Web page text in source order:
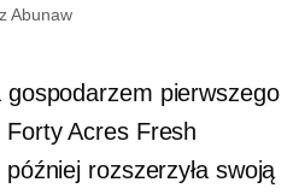
Abunaw
gospodarzem pierwszego
Acres Fresh
rozszerzyła swoją